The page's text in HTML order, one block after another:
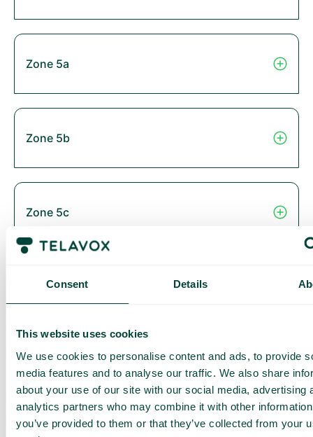
Consent Details
This website uses cookies
We use cookies to personalise content and ads, to provide
media features and to analyse our traffic. We also share
about your use of our site with our social media, advertising
analytics partners who may combine it with other
you’ve provided to them or that they’ve collected from your
Zone 5a
Zone 5b
Zone 5c
Zone 6
Thailand